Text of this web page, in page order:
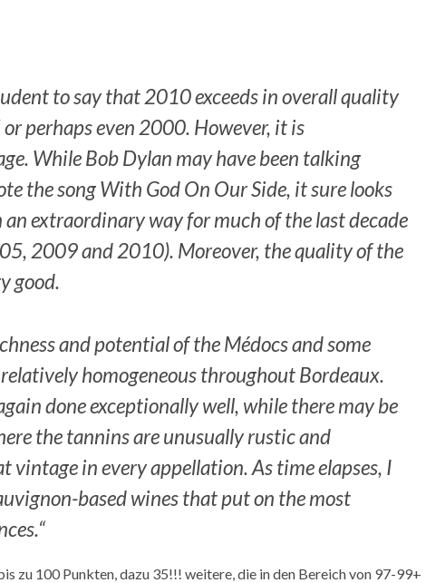
to say that 2010 exceeds in overall quality
perhaps even 2000. However, it is
While Bob Dylan may have been talking
the song With God On Our Side, it sure looks
extraordinary way for much of the last decade
2009 and 2010). Moreover, the quality of the
good.
and potential of the Médocs and some
homogeneous throughout Bordeaux.
done exceptionally well, while there may be
the tannins are unusually rustic and
vintage in every appellation. As time elapses, I
based wines that put on the most
zu 100 Punkten, dazu 35!!! weitere, die in den Bereich von 97-99+